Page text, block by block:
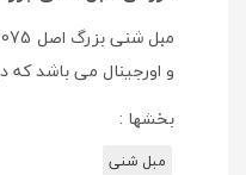
و اورجینال می باشد که
بخشها :
مبل شنی